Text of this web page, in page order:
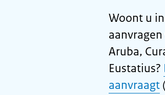
Woont u
Aruba,
Eustatius?
aanvraagt